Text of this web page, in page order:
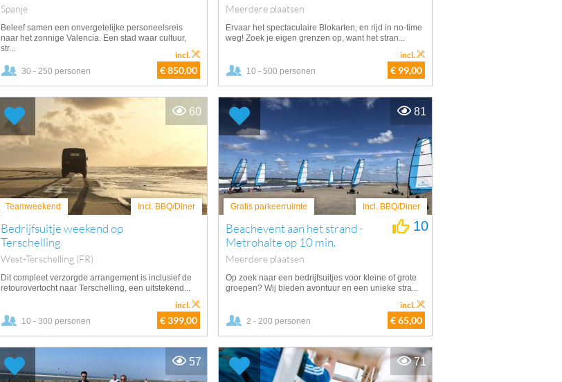
Spanje
Beleef samen een onvergetelijke personeelsreis
naar het zonnige Valencia. Een stad waar cultuur,
str...
30 - 250 personen € 850,00
incl.
Meerdere plaatsen
Ervaar het spectaculaire Blokarten, en rijd in no-time
weg! Zoek je eigen grenzen op, want het stran...
10 - 500 personen € 99,00
incl.
Teamweekend Incl. BBQ/Diner
Bedrijfsuitje weekend op
Terschelling
West-Terschelling (FR)
Dit compleet verzorgde arrangement is inclusief de
retourovertocht naar Terschelling, een uitstekend...
10 - 300 personen € 399,00
incl.
60
Gratis parkeerruimte Incl. BBQ/Diner
Beachevent aan het strand -
Metrohalte op 10 min.
Meerdere plaatsen
10
Op zoek naar een bedrijfsuitjes voor kleine of grote
groepen? Wij bieden avontuur en een unieke stra...
2 - 200 personen € 65,00
incl.
81
57 71